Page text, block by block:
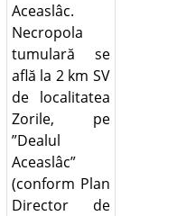
Aceaslâc.
Necropola
tumulară se
află la 2 km SV
de localitatea
Zorile, pe
”Dealul
Aceaslâc”
(conform Plan
Director de